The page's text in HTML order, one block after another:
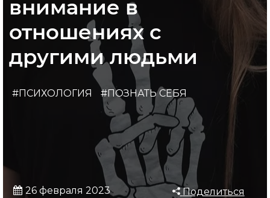
внимание в
отношениях с
другими людьми
#ПСИХОЛОГИЯ #ПОЗНАТЬ СЕБЯ
26 февраля 2023 Поделиться